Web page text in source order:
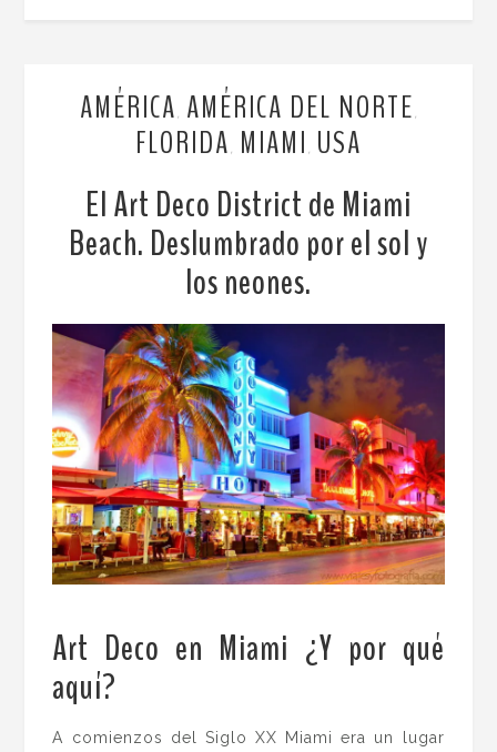
AMÉRICA AMÉRICA DEL NORTE
FLORIDA MIAMI USA
El Art Deco District de Miami
Beach. Deslumbrado por el sol y
los neones.
Art Deco en Miami ¿Y por qué
aquí?
A comienzos del Siglo XX Miami era un lugar